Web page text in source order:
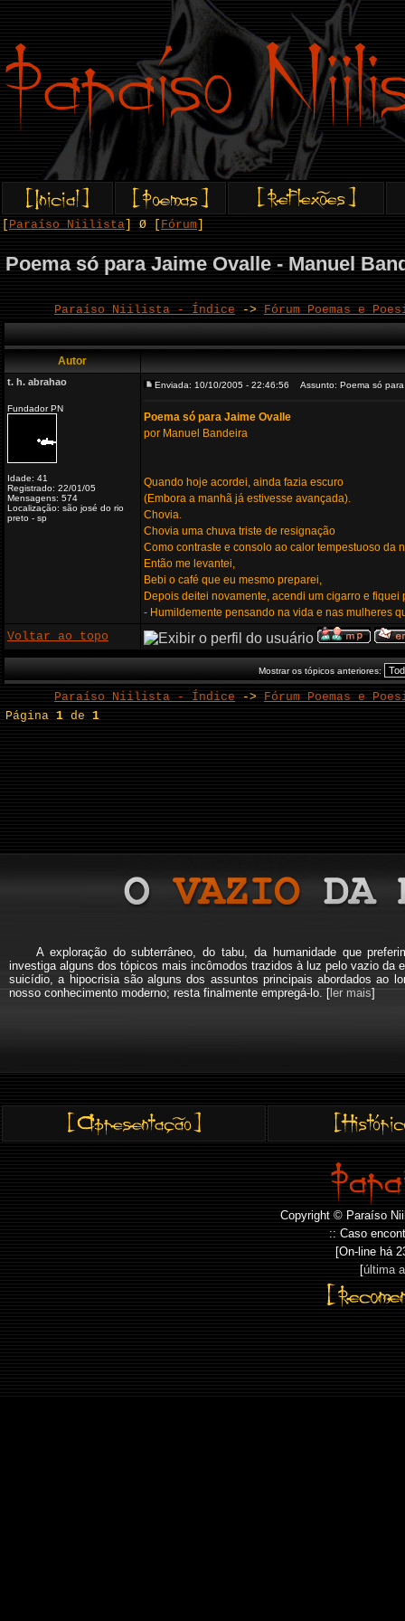
Paraíso Niilista ] Ø [ Fórum
Poema só para Jaime Ovalle - Manuel
Paraíso Niilista - Índice -> Fórum Poemas e
Autor
t. h. abrahao
Fundador PN
Idade: 41
Registrado: 22/01/05
Mensagens: 574
Localização: são josé do rio
preto - sp
Enviada: 10/10/2005 - 22:46:56 Assunto: Poema só
Poema só para Jaime Ovalle
por Manuel Bandeira
Quando hoje acordei, ainda fazia escuro
(Embora a manhã já estivesse avançada).
Chovia.
Chovia uma chuva triste de resignação
Como contraste e consolo ao calor tempestuoso da
Então me levantei,
Bebi o café que eu mesmo preparei,
Depois deitei novamente, acendi um cigarro e fiquei
- Humildemente pensando na vida e nas mulheres
Voltar ao topo
Mostrar os tópicos anteriores:
Paraíso Niilista - Índice -> Fórum Poemas e
Página1 de1
A exploração do subterrâneo, do tabu, da humanidade que
investiga alguns dos tópicos mais incômodos trazidos à luz pelo vazio da
suicídio, a hipocrisia são alguns dos assuntos principais abordados ao
nosso conhecimento moderno; resta finalmente empregá-lo. [ler mais]
Copyright © Paraíso
:: Caso
[On-line há
[última